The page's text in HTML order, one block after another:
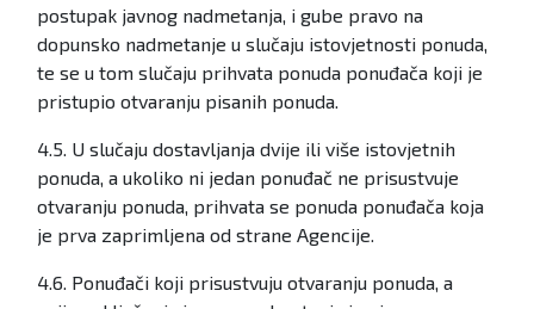
postupak javnog nadmetanja, i gube pravo na
dopunsko nadmetanje u slučaju istovjetnosti ponuda,
te se u tom slučaju prihvata ponuda ponuđača koji je
pristupio otvaranju pisanih ponuda.
4.5. U slučaju dostavljanja dvije ili više istovjetnih
ponuda, a ukoliko ni jedan ponuđač ne prisustvuje
otvaranju ponuda, prihvata se ponuda ponuđača koja
je prva zaprimljena od strane Agencije.
4.6. Ponuđači koji prisustvuju otvaranju ponuda, a